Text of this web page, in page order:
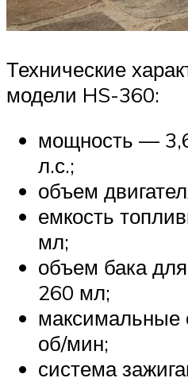
Технические
модели HS-360:
мощность —
л.с.;
объем
емкость
мл;
объем бака
260 мл;
об/мин;
система